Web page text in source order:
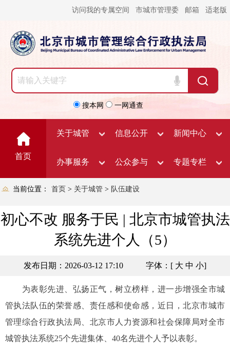
访问我的专属空间 市城市管理委 邮箱 适老版
搜本网 一网通查
首页
关于城管 信息公开 新闻中心
办事服务 公众参与 专题专栏
当前位置： 首页 > 关于城管 > 队伍建设
初心不改 服务于民 | 北京市城管执法
系统先进个人（5）
发布日期：2026-03-12 17:10 字体：[ 大 中 小]
为表彰先进、弘扬正气，树立榜样，进一步增强全市城
管执法队伍的荣誉感、责任感和使命感，近日，北京市城市
管理综合行政执法局、北京市人力资源和社会保障局对全市
城管执法系统25个先进集体、40名先进个人予以表彰。